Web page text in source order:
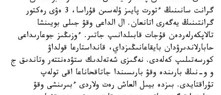
گرانت سانىنىڭ ءتورت پايىز ۇلەسىن قۇراسا، 3 ەۋى رەكتور
گرانتىنىڭ يەگەرى اتانعان. ال الداعى وقۋ جىلى بويىنشا
تالاپكەرلەردەن قۇجات قابىلدانىپ جاتىر. ءوزىڭىز جوعارىداعى
حابارلاندىرۋدان بايقاعانىڭىزداي، قانداستارعا قولداۋ
كورسەتىلىپ كەلەدى. نەگىزى شەتەلدىك ستۋدەنتتەر وتاندىق ج
و و-نىڭ بارىندە وقۋ بارىسىندا جاتاقحاناعا اقى تولەپ
تۇراقتايدى. بىزدە بيىل العاش رەت ولاردى ءبىرىنشى وقۋ